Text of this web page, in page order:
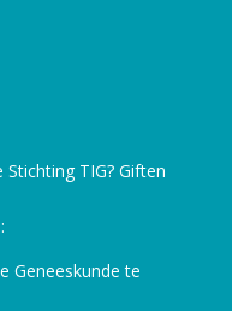
TIG? Giften
Geneeskunde te